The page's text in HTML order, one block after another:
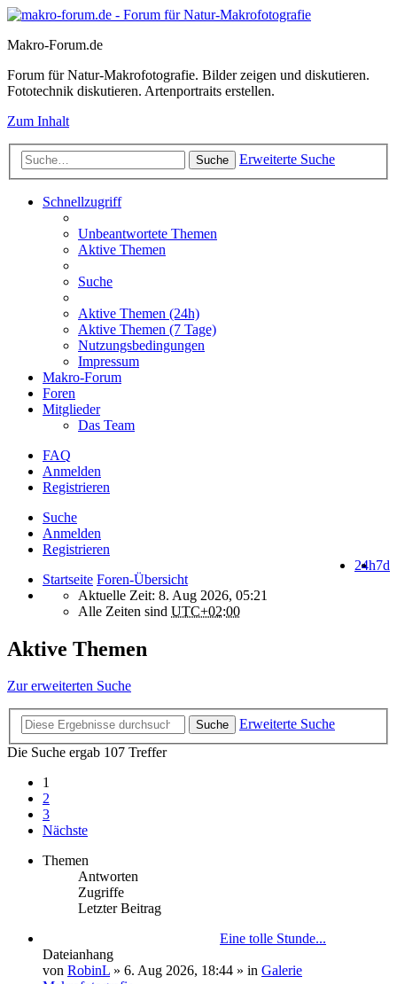
Makro-Forum.de
Forum für Natur-Makrofotografie. Bilder zeigen und diskutieren.
Fototechnik diskutieren. Artenportraits erstellen.
Zum Inhalt
Suche Erweiterte Suche
Schnellzugriff
Unbeantwortete Themen
Aktive Themen
Suche
Aktive Themen (24h)
Aktive Themen (7 Tage)
Nutzungsbedingungen
Impressum
Makro-Forum
Foren
Mitglieder
Das Team
FAQ
Anmelden
Registrieren
Suche
Anmelden
Registrieren
7d
24h
Startseite Foren-Übersicht
Aktuelle Zeit: 8. Aug 2026, 05:21
Alle Zeiten sind UTC+02:00
Aktive Themen
Zur erweiterten Suche
Suche
Erweiterte Suche
Die Suche ergab 107 Treffer
1
2
3
Nächste
Themen
Antworten
Zugriffe
Letzter Beitrag
Eine tolle Stunde...
Dateianhang
von RobinL » 6. Aug 2026, 18:44 » in Galerie